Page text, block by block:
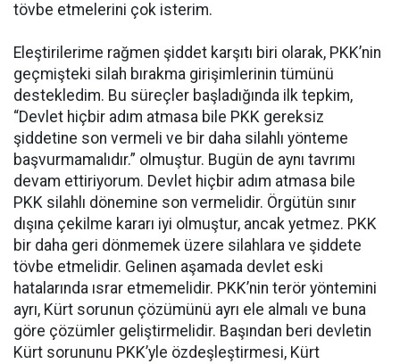
tövbe etmelerini çok isterim.
Eleştirilerime rağmen şiddet karşıtı biri olarak, PKK’nin
geçmişteki silah bırakma girişimlerinin tümünü
destekledim. Bu süreçler başladığında ilk tepkim,
“Devlet hiçbir adım atmasa bile PKK gereksiz
şiddetine son vermeli ve bir daha silahlı yönteme
başvurmamalıdır.” olmuştur. Bugün de aynı tavrımı
devam ettiriyorum. Devlet hiçbir adım atmasa bile
PKK silahlı dönemine son vermelidir. Örgütün sınır
dışına çekilme kararı iyi olmuştur, ancak yetmez. PKK
bir daha geri dönmemek üzere silahlara ve şiddete
tövbe etmelidir. Gelinen aşamada devlet eski
hatalarında ısrar etmemelidir. PKK’nin terör yöntemini
ayrı, Kürt sorunun çözümünü ayrı ele almalı ve buna
göre çözümler geliştirmelidir. Başından beri devletin
Kürt sorununu PKK’yle özdeşleştirmesi, Kürt